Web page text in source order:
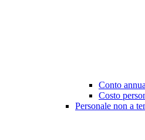
Conto
Costo
Personale non a